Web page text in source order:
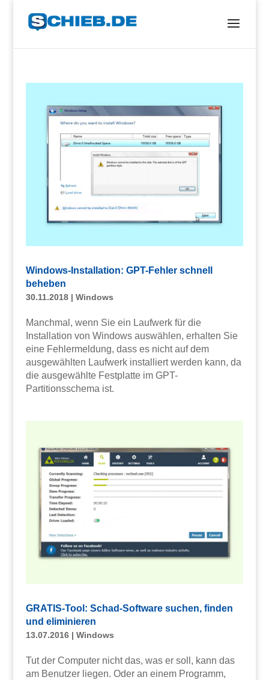
Windows-Installation: GPT-Fehler schnell
beheben
30.11.2018| Windows
Manchmal, wenn Sie ein Laufwerk für die
Installation von Windows auswählen, erhalten Sie
eine Fehlermeldung, dass es nicht auf dem
ausgewählten Laufwerk installiert werden kann, da
die ausgewählte Festplatte im GPT-
Partitionsschema ist.
GRATIS-Tool: Schad-Software suchen, finden
und eliminieren
13.07.2016| Windows
Tut der Computer nicht das, was er soll, kann das
am Benutzer liegen. Oder an einem Programm,